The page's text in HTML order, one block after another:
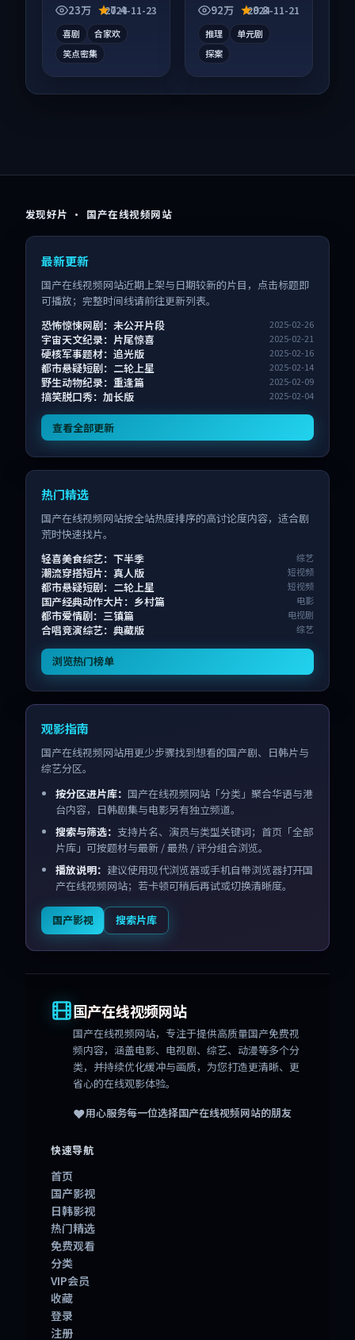
信息量大，适合沉浸
23万 7.4
2024-11-23
喜剧
合家欢
笑点密集
线叙事并行，细节值
92万 9.8
2024-11-21
推理
单元剧
探案
发现好片 · 国产在线视频网站
最新更新
国产在线视频网站近期上架与日期较新的片目，点击标题即
可播放；完整时间线请前往更新列表。
恐怖惊悚网剧：未公开片段
2025-02-26
宇宙天文纪录：片尾惊喜 2025-02-21
硬核军事题材：追光版 2025-02-16
都市悬疑短剧：二轮上星 2025-02-14
野生动物纪录：重逢篇 2025-02-09
搞笑脱口秀：加长版 2025-02-04
查看全部更新
热门精选
国产在线视频网站按全站热度排序的高讨论度内容，适合剧
荒时快速找片。
轻喜美食综艺：下半季
综艺
潮流穿搭短片：真人版 短视频
都市悬疑短剧：二轮上星 短视频
国产经典动作大片：乡村篇 电影
都市爱情剧：三镇篇 电视剧
合唱竞演综艺：典藏版 综艺
浏览热门榜单
观影指南
国产在线视频网站用更少步骤找到想看的国产剧、日韩片与
综艺分区。
按分区进片库： 国产在线视频网站「分类」聚合华语与港
台内容，日韩剧集与电影另有独立频道。
搜索与筛选： 支持片名、演员与类型关键词；首页「全部
片库」可按题材与最新 / 最热 / 评分组合浏览。
播放说明： 建议使用现代浏览器或手机自带浏览器打开国
产在线视频网站；若卡顿可稍后再试或切换清晰度。
国产影视 搜索片库
国产在线视频网站
国产在线视频网站，专注于提供高质量国产免费视
频内容，涵盖电影、电视剧、综艺、动漫等多个分
类，并持续优化缓冲与画质，为您打造更清晰、更
省心的在线观影体验。
❤️用心服务每一位选择国产在线视频网站的朋友
快速导航
首页
国产影视
日韩影视
热门精选
免费观看
分类
VIP会员
收藏
登录
注册